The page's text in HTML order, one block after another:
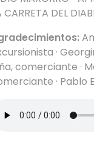
CARRETA DEL
·
comerciante ·
· Pablo